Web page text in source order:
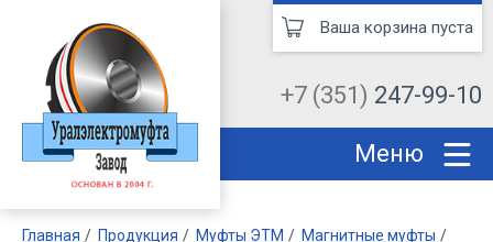
+7 (351) 247-99-10
Ваша корзина пуста
Меню
Главная Продукция Муфты ЭТМ
Магнитные муфты